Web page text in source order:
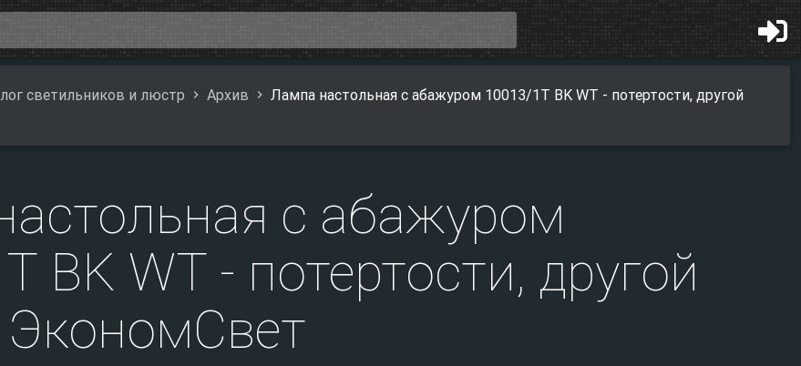
светильников и люстр Архив
Лампа настольная с абажуром 10013/1T BK WT - потертости, другой
с абажуром
BK WT - потертости, другой